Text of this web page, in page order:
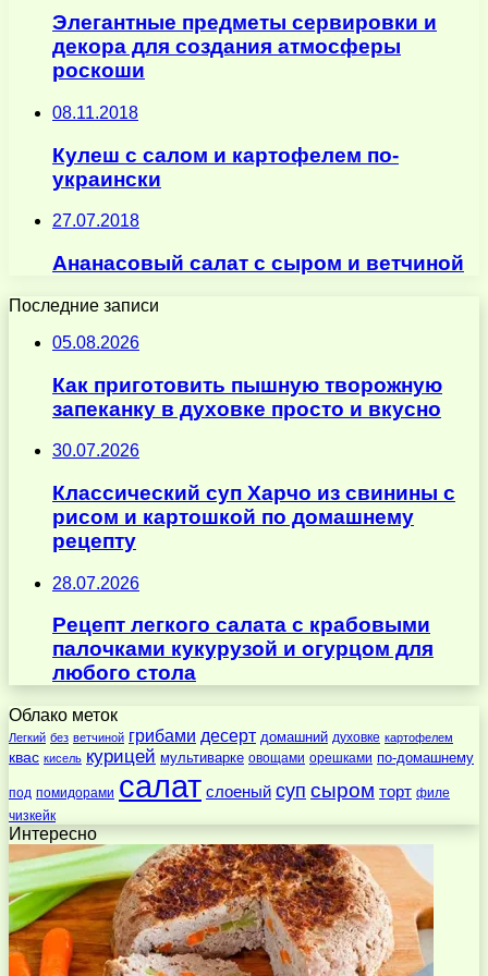
Элегантные предметы сервировки и
декора для создания атмосферы
роскоши
08.11.2018
Кулеш с салом и картофелем по-
украински
27.07.2018
Ананасовый салат с сыром и ветчиной
Последние записи
05.08.2026
Как приготовить пышную творожную
запеканку в духовке просто и вкусно
30.07.2026
Классический суп Харчо из свинины с
рисом и картошкой по домашнему
рецепту
28.07.2026
Рецепт легкого салата с крабовыми
палочками кукурузой и огурцом для
любого стола
Облако меток
Легкий без ветчиной грибами десерт домашний духовке картофелем
квас кисель курицей мультиварке овощами орешками по-домашнему
под помидорами салат слоеный суп сыром торт филе
чизкейк
Интересно